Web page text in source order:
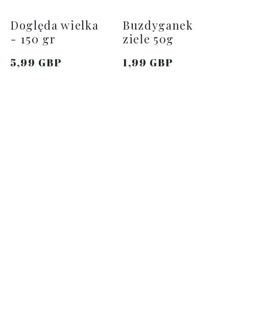
Doględa wielka
- 150 gr
5,99 GBP
Buzdyganek
ziele 50g
1,99 GBP